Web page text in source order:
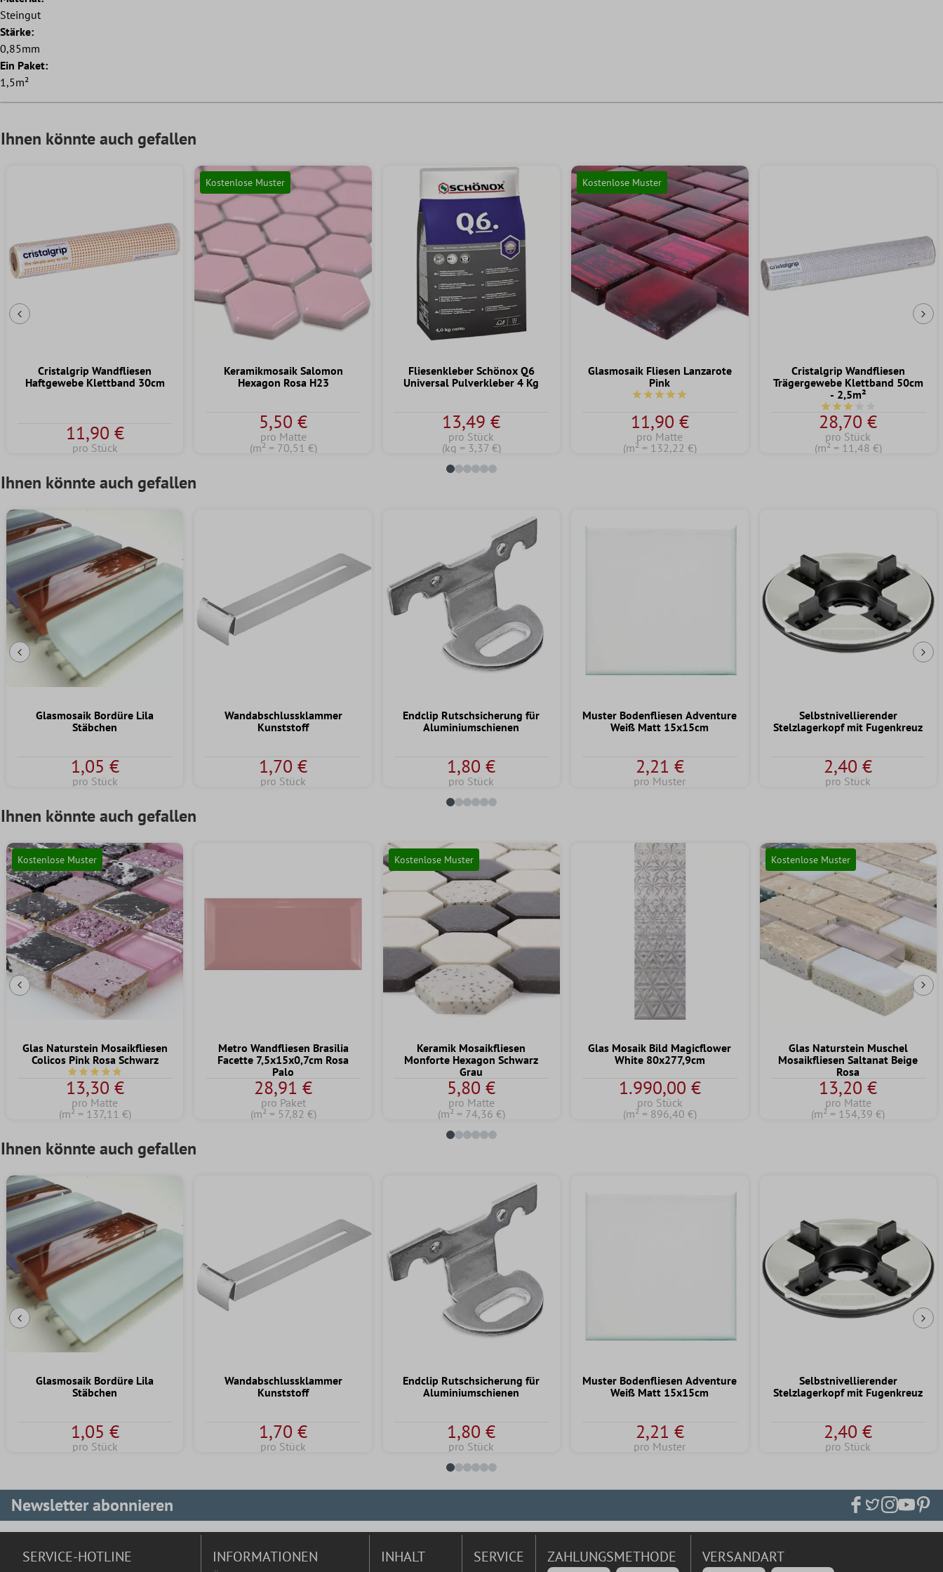
Steingut
Stärke:
0,85mm
Ein Paket:
1,5m²
Ihnen könnte auch gefallen
Vorherige Folie
Cristalgrip Wandfliesen
Haftgewebe Klettband 30cm
11,90 €
pro Stück
Kostenlose Muster
Keramikmosaik Salomon
Hexagon Rosa H23
5,50 €
pro Matte
(m² = 70,51 €)
Fliesenkleber Schönox Q6
Universal Pulverkleber 4 Kg
13,49 €
pro Stück
(kg = 3,37 €)
Kostenlose Muster
Glasmosaik Fliesen Lanzarote
Pink
Durchschnittliche Bewertung von 5 von 5 Sternen
11,90 €
pro Matte
(m² = 132,22 €)
Cristalgrip Wandfliesen
Trägergewebe Klettband 50cm
- 2,5m²
Durchschnittliche
28,70 €
pro Stück
(m² = 11,48 €)
Ihnen könnte auch gefallen
Vorherige Folie
Glasmosaik Bordüre Lila
Stäbchen
1,05 €
pro Stück
Wandabschlussklammer
Kunststoff
1,70 €
pro Stück
Endclip Rutschsicherung für
Aluminiumschienen
1,80 €
pro Stück
Muster Bodenfliesen Adventure
Weiß Matt 15x15cm
2,21 €
pro Muster
Selbstnivellierender
Stelzlagerkopf mit Fugenkreuz
2,40 €
pro Stück
Ihnen könnte auch gefallen
Vorherige Folie
Kostenlose Muster
Glas Naturstein Mosaikfliesen
Colicos Pink Rosa Schwarz
Durchschnittliche Bewertung von 4.7 von 5 Sternen
13,30 €
pro Matte
(m² = 137,11 €)
Metro Wandfliesen Brasilia
Facette 7,5x15x0,7cm Rosa
Palo
28,91 €
pro Paket
(m² = 57,82 €)
Kostenlose Muster
Keramik Mosaikfliesen
Monforte Hexagon Schwarz
Grau
5,80 €
pro Matte
(m² = 74,36 €)
Glas Mosaik Bild Magicflower
White 80x277,9cm
1.990,00 €
pro Stück
(m² = 896,40 €)
Kostenlose Muster
Glas Naturstein Muschel
Mosaikfliesen Saltanat Beige
Rosa
13,20 €
pro Matte
(m² = 154,39 €)
Ihnen könnte auch gefallen
Vorherige Folie
Glasmosaik Bordüre Lila
Stäbchen
1,05 €
pro Stück
Wandabschlussklammer
Kunststoff
1,70 €
pro Stück
Endclip Rutschsicherung für
Aluminiumschienen
1,80 €
pro Stück
Muster Bodenfliesen Adventure
Weiß Matt 15x15cm
2,21 €
pro Muster
Selbstnivellierender
Stelzlagerkopf mit Fugenkreuz
2,40 €
pro Stück
Newsletter abonnieren
SERVICE-HOTLINE INFORMATIONEN INHALT SERVICE ZAHLUNGSMETHODE VERSANDART